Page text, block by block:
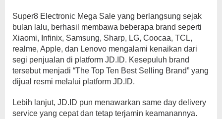
Super8 Electronic Mega Sale yang berlangsung sejak
bulan lalu, berhasil membawa beberapa brand seperti
Xiaomi, Infinix, Samsung, Sharp, LG, Coocaa, TCL,
realme, Apple, dan Lenovo mengalami kenaikan dari
segi penjualan di platform JD.ID. Kesepuluh brand
tersebut menjadi “The Top Ten Best Selling Brand” yang
dijual resmi melalui platform JD.ID.
Lebih lanjut, JD.ID pun menawarkan same day delivery
service yang cepat dan tetap terjamin keamanannya.